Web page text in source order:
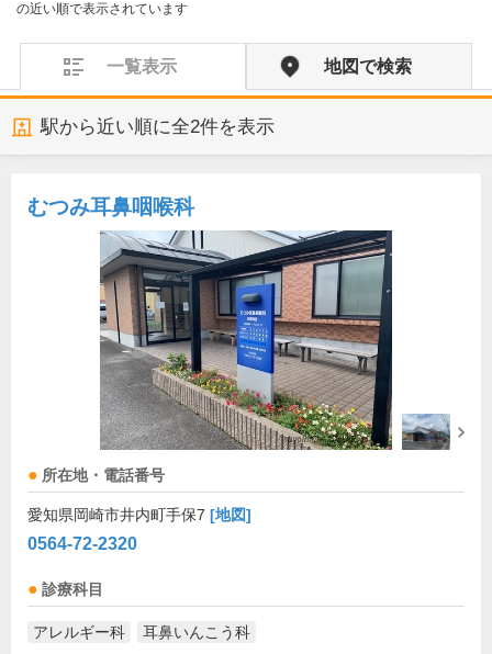
の近い順で表示されています
一覧表示 地図で検索
駅から近い順に全2件を表示
むつみ耳鼻咽喉科
所在地・電話番号
愛知県岡崎市井内町手保7 [地図]
0564-72-2320
診療科目
アレルギー科 耳鼻いんこう科